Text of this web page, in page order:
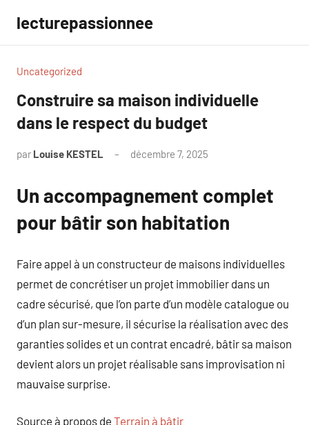
contenu
lecturepassionnee
Uncategorized
Construire sa maison individuelle
dans le respect du budget
par Louise KESTEL décembre 7, 2025
Un accompagnement complet
pour bâtir son habitation
Faire appel à un constructeur de maisons individuelles
permet de concrétiser un projet immobilier dans un
cadre sécurisé, que l’on parte d’un modèle catalogue ou
d’un plan sur-mesure, il sécurise la réalisation avec des
garanties solides et un contrat encadré, bâtir sa maison
devient alors un projet réalisable sans improvisation ni
mauvaise surprise.
Source à propos de Terrain à bâtir